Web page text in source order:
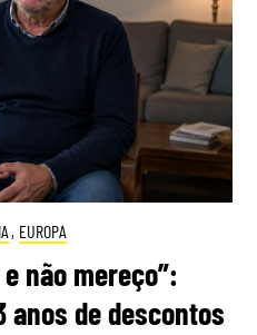
, EUROPA
não mereço”:
de descontos